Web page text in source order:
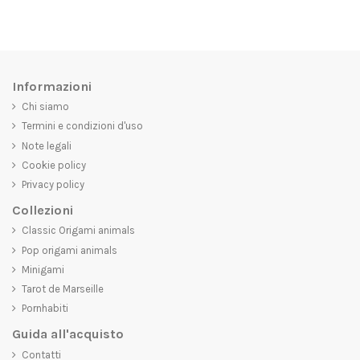
Informazioni
Chi siamo
Termini e condizioni d'uso
Note legali
Cookie policy
Privacy policy
Collezioni
Classic Origami animals
Pop origami animals
Minigami
Tarot de Marseille
Pornhabiti
Guida all'acquisto
Contatti